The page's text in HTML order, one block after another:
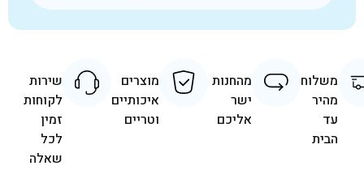
משלוח
מהיר
עד
הבית
מהחנות
ישר
אליכם
מוצרים
איכותיים
וטריים
שירות
לקוחות
זמין
לכל
שאלה